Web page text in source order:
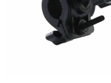
Snoepgoed
Home en living